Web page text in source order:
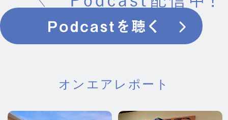
オンエアレポート